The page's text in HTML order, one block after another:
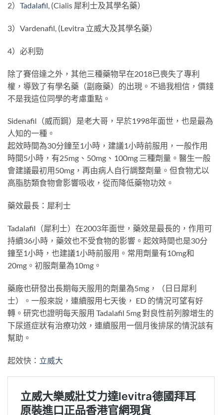
2） Tadalafil, (Cialis 犀利士及其學名藥）
3）Vardenafil, (Levitra 立威大及其學名藥）
4）必利勁
除了賽倍達之外，其他三種藥物早在2018已喪失了專利
權，導致了有學名藥（副廠藥）的出現。不過我相信，價錢
不是我這位同學的考慮重點。
Sidenafil（威而鋼）是老大哥，早於1998年面世，也是最為
人知的一種。
起效時間為30分鐘至1小時，建議1小時前服用，一般作用
時間5小時，有25mg、50mg、100mg 三種劑量。醫生一般
會建議最初用50mg，再由病人自行調整劑量。但食物尤以
高脂肪類食物會影響吸收，從而降低藥物功效。
藥效最長：犀利士
Tadalafil（犀利士）在2003年面世，藥效是最長的，作用可
持續36小時，藥效也不受食物的影響。起效時間也是30分
鐘至1小時，也建議1小時前服用。常用劑量有10mg和
20mg。初服劑量為10mg。
藥廠也研發出長期每天服用的劑量為5mg，（日日犀利
士）。一般來說，連續服用七天後， ED 的情況可望有好
轉。研究也證明每天服用 Tadalafil 5mg 對良性前列腺增生的
下尿道症狀有治療功效，連續服用一個月後排尿的情況該有
幫助。
起效快： 立威大